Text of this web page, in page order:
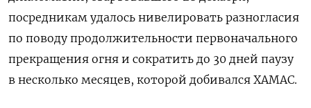
посредникам удалось нивелировать разногласия
по поводу продолжительности первоначального
прекращения огня и сократить до 30 дней паузу
в несколько месяцев, которой добивался ХАМАС.